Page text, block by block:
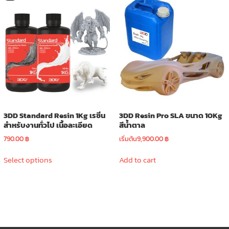
The
options
may
be
chosen
on
the
product
3DD Standard Resin 1Kg เรซิ่น
สำหรับงานทั่วไป เนื้อละเอียด
790.00฿
Select optionsproduct
3DD Resin Pro SLA ขนาด 10Kg
สีน้ำตาล
เริ่มต้น9,900.00฿
Add to cart